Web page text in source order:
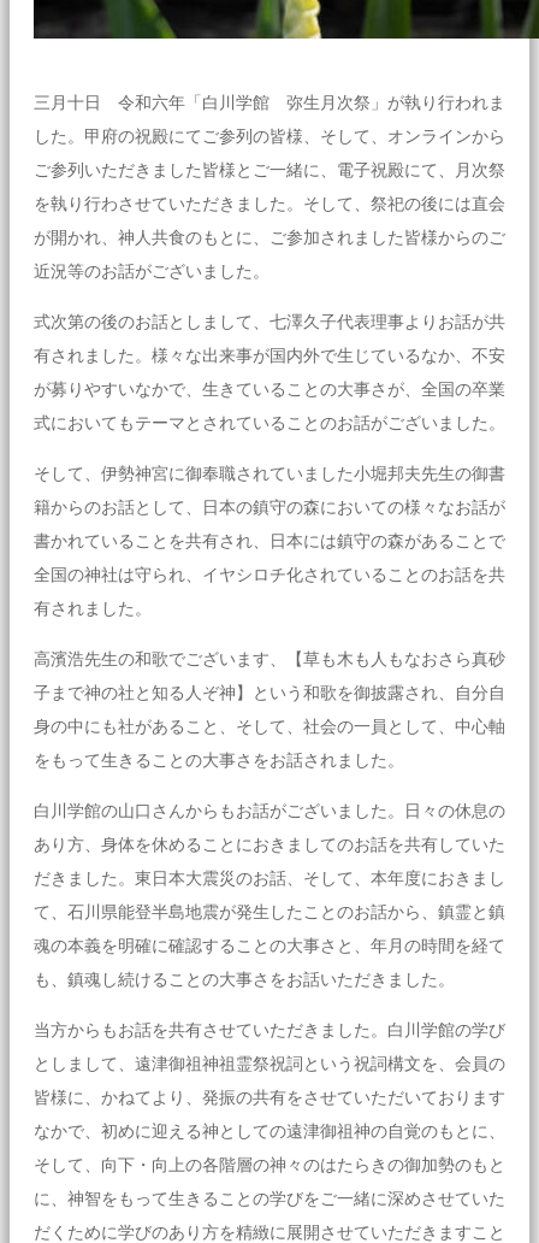
三月十日 令和六年「白川学館 弥生月次祭」が執り行われま
した。甲府の祝殿にてご参列の皆様、そして、オンラインから
ご参列いただきました皆様とご一緒に、電子祝殿にて、月次祭
を執り行わさせていただきました。そして、祭祀の後には直会
が開かれ、神人共食のもとに、ご参加されました皆様からのご
近況等のお話がございました。
式次第の後のお話としまして、七澤久子代表理事よりお話が共
有されました。様々な出来事が国内外で生じているなか、不安
が募りやすいなかで、生きていることの大事さが、全国の卒業
式においてもテーマとされていることのお話がございました。
そして、伊勢神宮に御奉職されていました小堀邦夫先生の御書
籍からのお話として、日本の鎮守の森においての様々なお話が
書かれていることを共有され、日本には鎮守の森があることで
全国の神社は守られ、イヤシロチ化されていることのお話を共
有されました。
高濱浩先生の和歌でございます、【草も木も人もなおさら真砂
子まで神の社と知る人ぞ神】という和歌を御披露され、自分自
身の中にも社があること、そして、社会の一員として、中心軸
をもって生きることの大事さをお話されました。
白川学館の山口さんからもお話がございました。日々の休息の
あり方、身体を休めることにおきましてのお話を共有していた
だきました。東日本大震災のお話、そして、本年度におきまし
て、石川県能登半島地震が発生したことのお話から、鎮霊と鎮
魂の本義を明確に確認することの大事さと、年月の時間を経て
も、鎮魂し続けることの大事さをお話いただきました。
当方からもお話を共有させていただきました。白川学館の学び
としまして、遠津御祖神祖霊祭祝詞という祝詞構文を、会員の
皆様に、かねてより、発振の共有をさせていただいております
なかで、初めに迎える神としての遠津御祖神の自覚のもとに、
そして、向下・向上の各階層の神々のはたらきの御加勢のもと
に、神智をもって生きることの学びをご一緒に深めさせていた
だくために学びのあり方を精緻に展開させていただきますこと